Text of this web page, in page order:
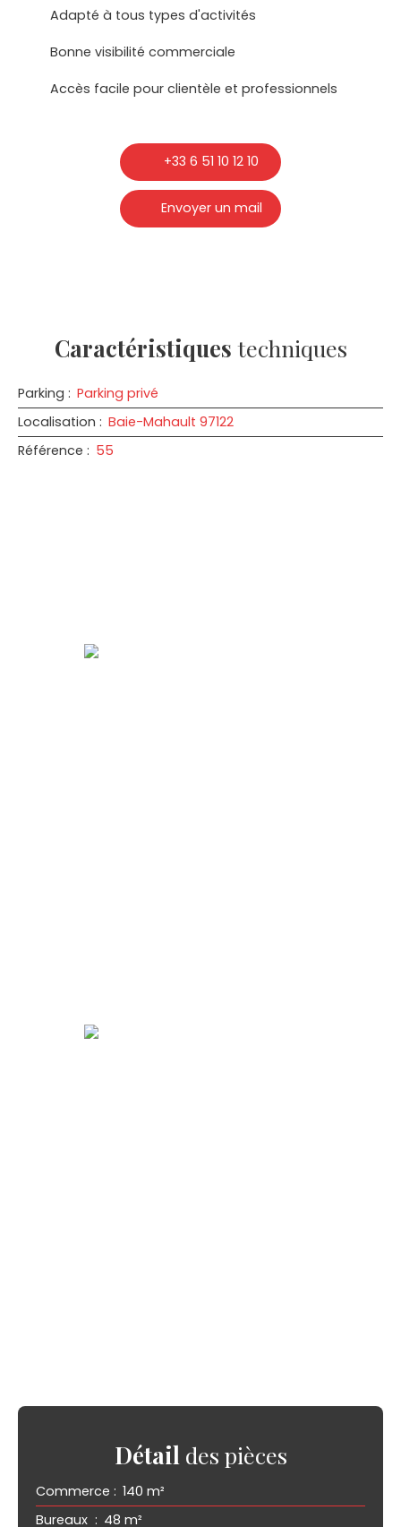
Adapté à tous types d'activités
Bonne visibilité commerciale
Accès facile pour clientèle et professionnels
+33 6 51 10 12 10
Envoyer un mail
Caractéristiques techniques
Parking : Parking privé
Localisation : Baie-Mahault 97122
Référence : 55
Détail des pièces
Commerce : 140 m²
Bureaux : 48 m²